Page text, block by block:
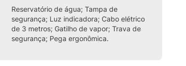
Reservatório de água; Tampa de
segurança; Luz indicadora; Cabo elétrico
de 3 metros; Gatilho de vapor; Trava de
segurança; Pega ergonômica.